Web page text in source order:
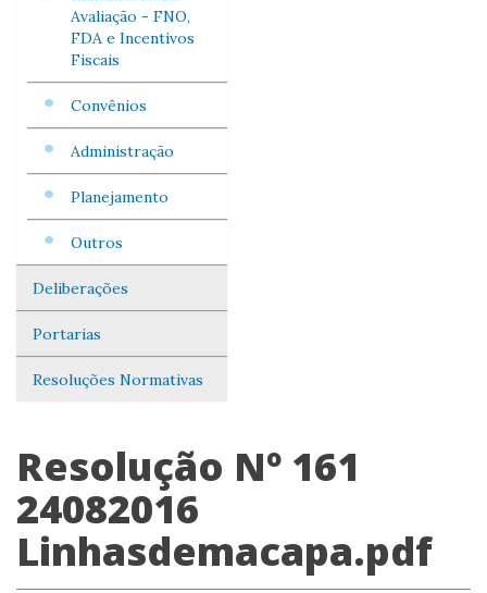
Avaliação - FNO,
FDA e Incentivos
Fiscais
Convênios
Administração
Planejamento
Outros
Deliberações
Portarias
Resoluções Normativas
Resolução Nº 161
24082016
Linhasdemacapa.pdf